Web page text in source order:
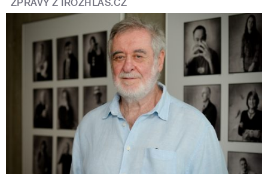
ZPRÁVY Z IROZHLAS.CZ